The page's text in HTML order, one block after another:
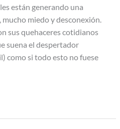
están generando una
mucho miedo y desconexión.
sus quehaceres cotidianos
suena el despertador
como si todo esto no fuese